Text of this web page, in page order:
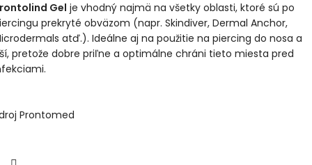
Gel je vhodný najmä na všetky oblasti, ktoré sú po
prekryté obväzom (napr. Skindiver, Dermal Anchor,
atď.). Ideálne aj na použitie na piercing do nosa a
pretože dobre priľne a optimálne chráni tieto miesta pred
Prontomed